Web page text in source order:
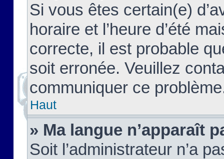
Si vous êtes certain(e)
horaire et l’heure d’été
correcte, il est probable
soit erronée. Veuillez
communiquer ce
Haut
» Ma langue n’apparaît
Soit l’administrateur n’a